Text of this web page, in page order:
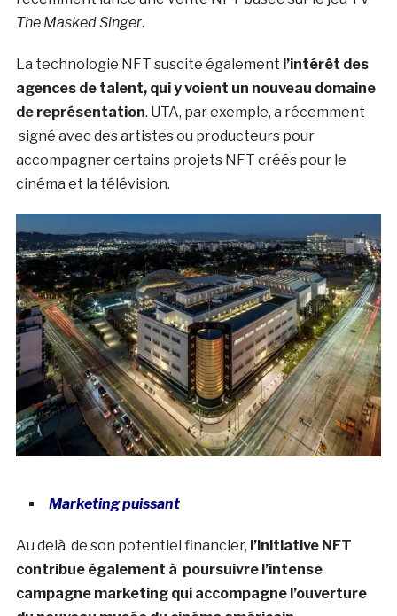
The Masked Singer.
La technologie NFT suscite également l’intérêt des
agences de talent, qui y voient un nouveau domaine
de représentation. UTA, par exemple, a récemment
signé avec des artistes ou producteurs pour
accompagner certains projets NFT créés pour le
cinéma et la télévision.
Marketing puissant
Au delà de son potentiel financier, l’initiative NFT
contribue également à poursuivre l’intense
campagne marketing qui accompagne l’ouverture